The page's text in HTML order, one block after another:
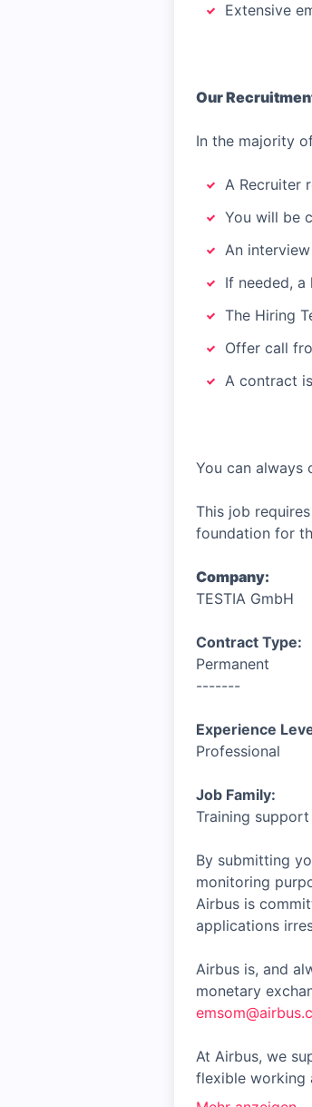
Extensive
Our
In the majority
A Recruiter
You will be
An
If needed,
The Hiring
Offer call
A contract
You can always
This job
foundation for
Company:
TESTIA GmbH
Contract Type:
Permanent
-------
Experience
Professional
Job Family:
Training
By submitting
monitoring
Airbus is
applications
Airbus is, and
monetary
At Airbus, we
flexible working